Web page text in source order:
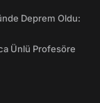
Deprem Oldu:
Ünlü Profesöre